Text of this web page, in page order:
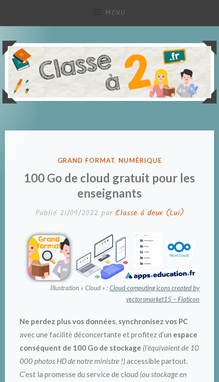
principal
MENU
Classe à deux
PUBLIÉ
GRAND FORMAT, NUMÉRIQUE
100 Go de cloud gratuit pour les
enseignants
Publié 21/09/2022 par Classe à deux (Lui)
Illustration « Cloud » :Cloud-computing icons created by
vectorsmarket15 – Flaticon
Ne perdez plus vos données synchronisez vos PC
avec une facilité déconcertante et profitez d’un espace
conséquent de 100 Go de stockage (l’équivalent de 10
000 photos HD de notre ministre !)accessible partout.
C’est la promesse du service de cloud (ou stockage en